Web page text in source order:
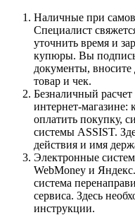
Наличные при
Специалист
уточнить время и
купюры. Вы
документы, вносите
товар и чек.
Безналичный
интернет-магазине:
оплатить покупку,
системы ASSIST.
действия и имя
Электронные
WebMoney и
система
сервиса. Здесь
инструкции.